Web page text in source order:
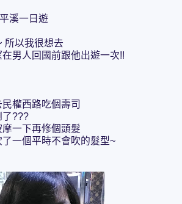
溪一日遊
所以我很想去
男人回國前跟他出遊一次!!
權西路吃個壽司
了???
一下再修個頭髮
一個平時不會吹的髮型~